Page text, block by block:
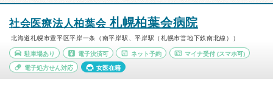
社会医療法人柏葉会 札幌柏葉会病院
北海道札幌市豊平区平岸一条（南平岸駅、平岸駅（札幌市営地下鉄南北線））
駐車場あり 電子決済可 ネット予約 マイナ受付 (スマホ可)
電子処方せん対応 女医在籍